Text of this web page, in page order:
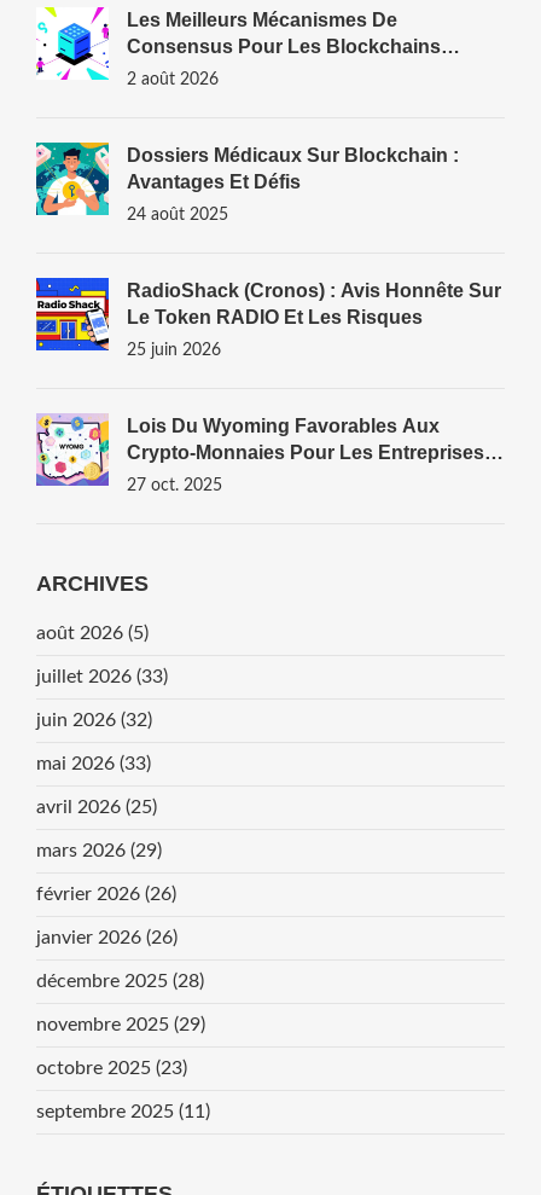
Les Meilleurs Mécanismes De
Consensus Pour Les Blockchains
D'entreprise En 2026
2 août 2026
Dossiers Médicaux Sur Blockchain :
Avantages Et Défis
24 août 2025
RadioShack (Cronos) : Avis Honnête Sur
Le Token RADIO Et Les Risques
25 juin 2026
Lois Du Wyoming Favorables Aux
Crypto-Monnaies Pour Les Entreprises
Blockchain
27 oct. 2025
ARCHIVES
août 2026 (5)
juillet 2026 (33)
juin 2026 (32)
mai 2026 (33)
avril 2026 (25)
mars 2026 (29)
février 2026 (26)
janvier 2026 (26)
décembre 2025 (28)
novembre 2025 (29)
octobre 2025 (23)
septembre 2025 (11)